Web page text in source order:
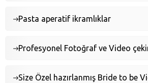
Pasta aperatif ikramlıklar
Profesyonel Fotoğraf ve Video
Size Özel hazırlanmış Bride to be